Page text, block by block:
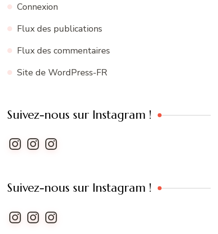
Connexion
Flux des publications
Flux des commentaires
Site de WordPress-FR
Suivez-nous sur Instagram !
Instagram
InstagramInstagram
Suivez-nous sur Instagram !
Instagram
InstagramInstagram